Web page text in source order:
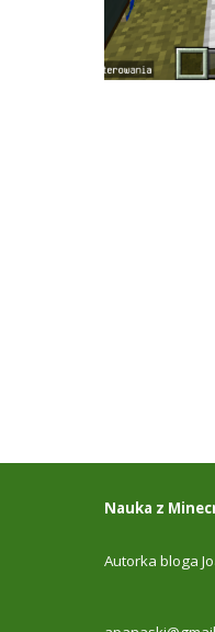
Nauka z
Autorka bloga